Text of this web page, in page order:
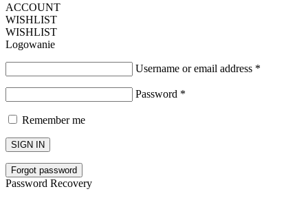
ACCOUNT
WISHLIST
WISHLIST
Logowanie
Username or email address *
Password *
Remember me
SIGN IN
Forgot password
Password Recovery